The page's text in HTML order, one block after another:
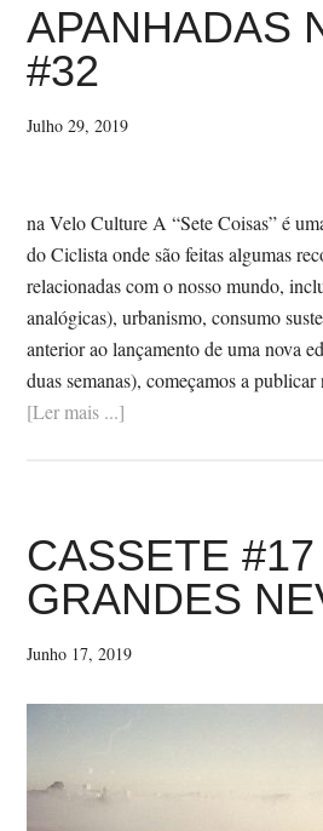
HORÁRIO
APANHADAS
#32
Julho 29, 2019
na Velo Culture A “Sete Coisas” é
do Ciclista onde são feitas algumas
relacionadas com o nosso mundo,
analógicas), urbanismo, consumo
anterior ao lançamento de uma nova
duas semanas), começamos a
[Ler mais ...]
REDE
#32
CASSETE
GRANDES
Junho 17, 2019